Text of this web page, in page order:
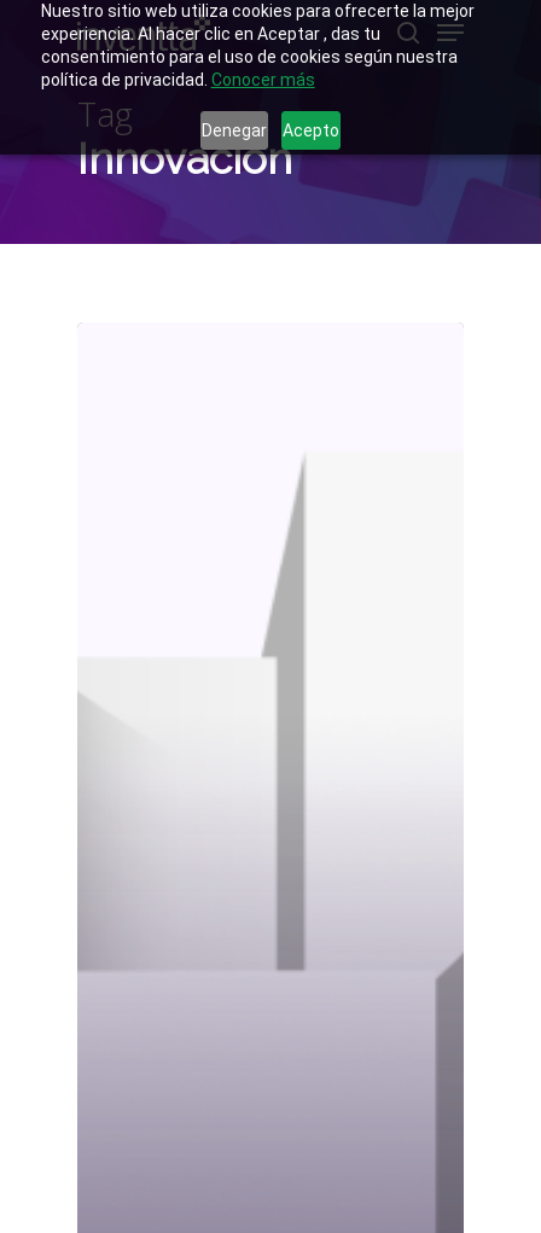
Nuestro sitio web utiliza cookies para ofrecerte la mejor
experiencia. Al hacer clic en Aceptar , das tu
consentimiento para el uso de cookies según nuestra
política de privacidad. Conocer más
Denegar Acepto
content
buscar
Menu
Tag
Innovación